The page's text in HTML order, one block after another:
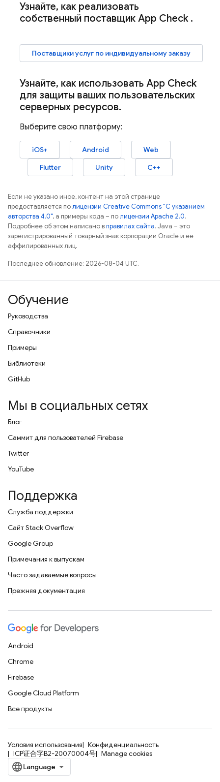
Узнайте, как реализовать
собственный поставщик App Check .
Поставщики услуг по индивидуальному заказу
Узнайте, как использовать App Check
для защиты ваших пользовательских
серверных ресурсов.
Выберите свою платформу:
iOS+ Android
Web
Flutter
Unity C++
Если не указано иное, контент на этой странице
предоставляется полицензии Creative Commons "С указанием
авторства 4.0", а примеры кода – полицензии Apache 2.0.
Подробнее об этом написано вправилах сайта. Java – это
зарегистрированный товарный знак корпорации Oracle и ее
аффилированных лиц.
Последнее обновление: 2026-08-04 UTC.
Обучение
Руководства
Справочники
Примеры
Библиотеки
GitHub
Мы в социальных сетях
Блог
Саммит для пользователей Firebase
Twitter
YouTube
Поддержка
Служба поддержки
Сайт Stack Overflow
Google Group
Примечания к выпускам
Часто задаваемые вопросы
Прежняя документация
Android
Chrome
Firebase
Google Cloud Platform
Все продукты
Условия использования
Конфиденциальность
ICP证合字B2-20070004号
Manage cookies